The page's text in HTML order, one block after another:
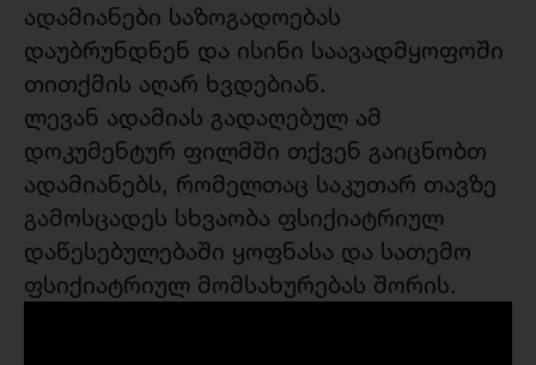
ადამიანები საზოგადოებას
დაუბრუნდნენ და ისინი საავადმყოფოში
თითქმის აღარ ხვდებიან.
ლევან ადამიას გადაღებულ ამ
დოკუმენტურ ფილმში თქვენ გაიცნობთ
ადამიანებს, რომელთაც საკუთარ თავზე
გამოსცადეს სხვაობა ფსიქიატრიულ
დაწესებულებაში ყოფნასა და სათემო
ფსიქიატრიულ მომსახურებას შორის.